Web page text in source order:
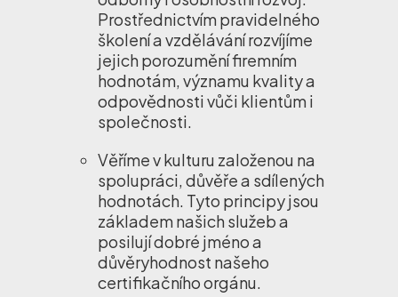
Prostřednictvím pravidelného
školení a vzdělávání rozvíjíme
jejich porozumění firemním
hodnotám, významu kvality a
odpovědnosti vůči klientům i
společnosti.
Věříme v kulturu založenou na
spolupráci, důvěře a sdílených
hodnotách. Tyto principy jsou
základem našich služeb a
posilují dobré jméno a
důvěryhodnost našeho
certifikačního orgánu.